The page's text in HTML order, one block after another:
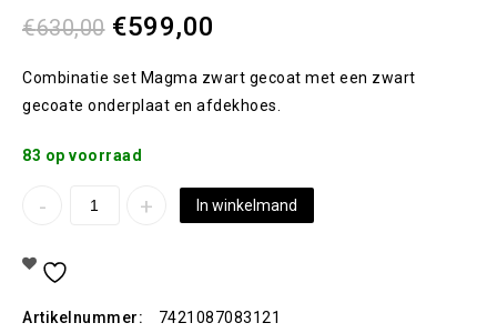
€630,00 €599,00
Combinatie set Magma zwart gecoat met een zwart
gecoate onderplaat en afdekhoes.
83 op voorraad
In winkelmand
Artikelnummer:
7421087083121